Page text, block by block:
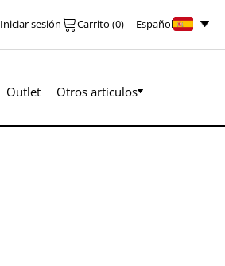
Iniciar sesión Carrito (0) Español
Outlet Otros artículos